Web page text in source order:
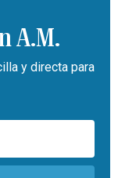
A.M.
y directa para